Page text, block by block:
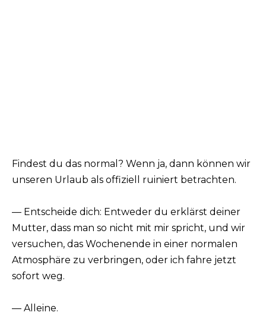
Findest du das normal? Wenn ja, dann können wir
unseren Urlaub als offiziell ruiniert betrachten.
— Entscheide dich: Entweder du erklärst deiner
Mutter, dass man so nicht mit mir spricht, und wir
versuchen, das Wochenende in einer normalen
Atmosphäre zu verbringen, oder ich fahre jetzt
sofort weg.
— Alleine.